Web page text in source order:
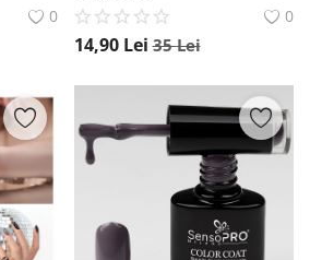
0
0
14,90 Lei 35Lei